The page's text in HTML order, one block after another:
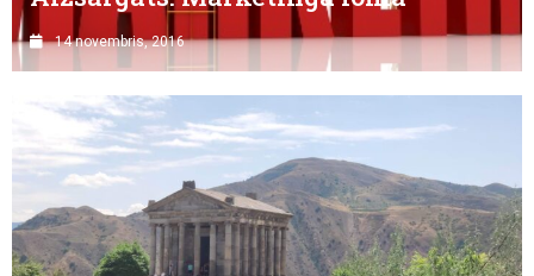
14 novembris, 2016